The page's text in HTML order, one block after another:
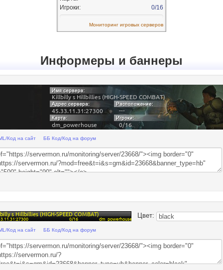
Информеры и баннеры
Код на сайт ББ Код/Код на форум
Цвет:
Код на сайт ББ Код/Код на форум